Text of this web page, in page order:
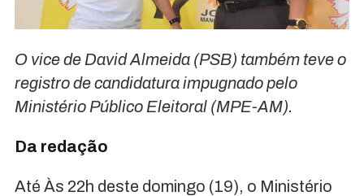
O vice de David Almeida (PSB) também teve o
registro de candidatura impugnado pelo
Ministério Público Eleitoral (MPE-AM).
Da redação
Até Às 22h deste domingo (19), o Ministério